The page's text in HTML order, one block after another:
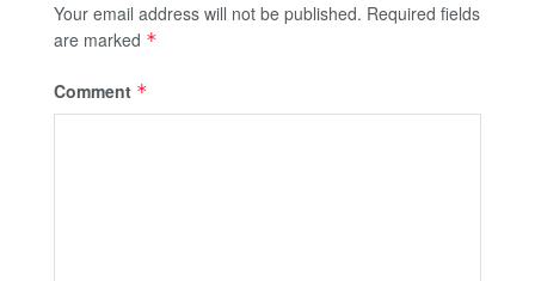
Your email address will not be published. Required fields
are marked *
Comment *